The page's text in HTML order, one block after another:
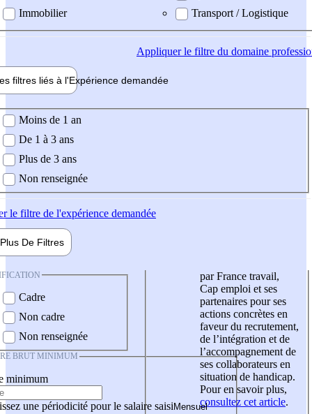
Immobilier
Transport / Logistique
Appliquerle filtre du domaine
filtres liés à l'Expérience demandée
demandée
Moins de 1 an
De 1 à 3 ans
Plus de 3 ans
Non renseignée
le filtre de l'expérience demandée
Plus De Filtres
Cadre
Non cadre
Non renseignée
BRUT MINIMUM
minimum
une périodicité pour le salaire saisi
par France travail,
Cap emploi et ses
partenaires pour ses
actions concrètes en
faveur du recrutement,
de l’intégration et de
l’accompagnement de
ses collaborateurs en
situation de handicap.
Pour en savoir plus,
consultez cet article.